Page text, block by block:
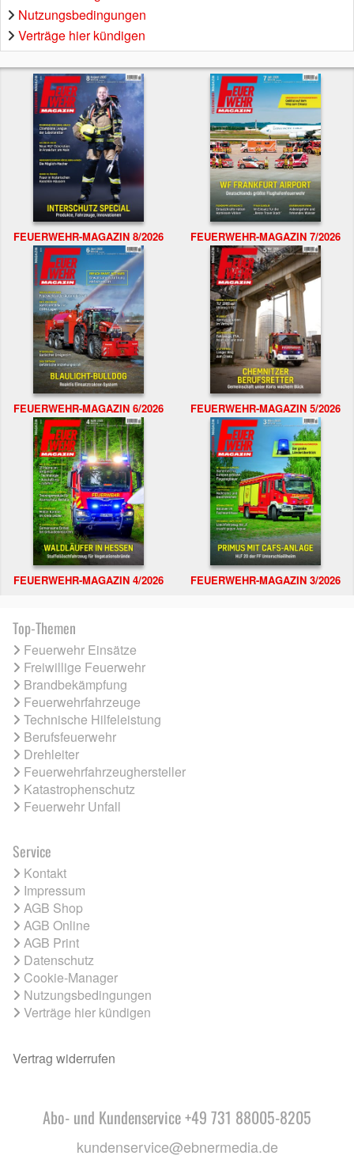
Nutzungsbedingungen
Verträge hier kündigen
FEUERWEHR-MAGAZIN 8/2026 FEUERWEHR-MAGAZIN 7/2026
FEUERWEHR-MAGAZIN 6/2026 FEUERWEHR-MAGAZIN 5/2026
FEUERWEHR-MAGAZIN 4/2026 FEUERWEHR-MAGAZIN 3/2026
Top-Themen
Feuerwehr Einsätze
Freiwillige Feuerwehr
Brandbekämpfung
Feuerwehrfahrzeuge
Technische Hilfeleistung
Berufsfeuerwehr
Drehleiter
Feuerwehrfahrzeughersteller
Katastrophenschutz
Feuerwehr Unfall
Service
Kontakt
Impressum
AGB Shop
AGB Online
AGB Print
Datenschutz
Cookie-Manager
Nutzungsbedingungen
Verträge hier kündigen
Vertrag widerrufen
Abo- und Kundenservice +49 731 88005-8205
kundenservice@ebnermedia.de